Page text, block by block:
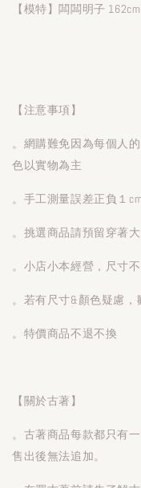
【模特】闆闆明子 162cm
【注意事項】
。網購難免因為每個人
色以實物為主
。手工測量誤差正負１
。挑選商品請預留穿著
。小店小本經營，尺寸
。若有尺寸&顏色疑慮
。特價商品不退不換
【關於古著】
。古著商品每款都只有
售出後無法追加。